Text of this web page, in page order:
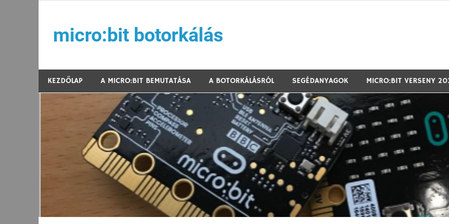
contentmicro:bit botorkálás
KEZDŐLAP A MICRO:BIT BEMUTATÁSA A BOTORKÁLÁSRÓL SEGÉDANYAGOK MICRO:BIT VERSENY